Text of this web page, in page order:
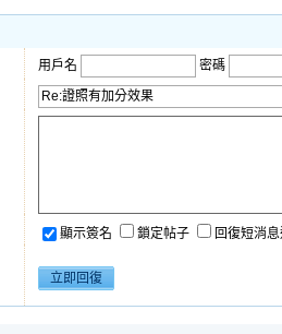
用戶名 密碼
顯示簽名 鎖定帖子 回復短消息